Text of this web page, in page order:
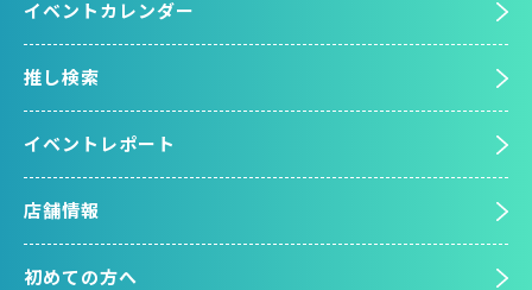
イベントカレンダー
推し検索
イベントレポート
店舗情報
初めての方へ